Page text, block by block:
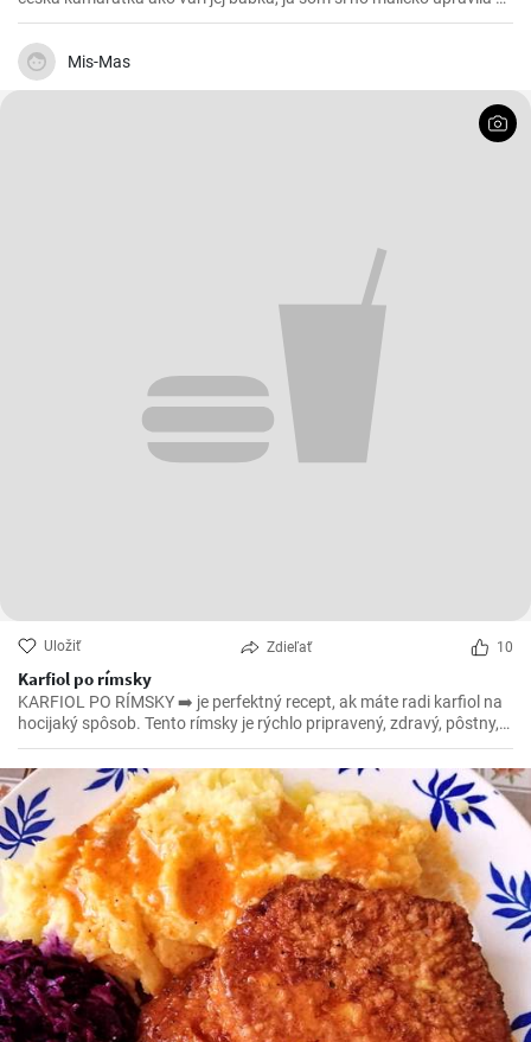
chutila nám s manželom. Skúste 😉
Mis-Mas
Uložiť Zdieľať 10
Karfiol po rímsky
KARFIOL PO RÍMSKY ➡️ je perfektný recept, ak máte radi karfiol na
hocijaký spôsob. Tento rímsky je rýchlo pripravený, zdravý, pôstny,
povedzme že aj vegánsky ak vynecháte syr, a ešte k tomu všetkému
je aj lahodný. 😁